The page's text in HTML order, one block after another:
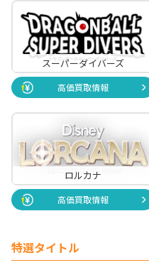
スーパーダイバーズ
高価買取情報
ロルカナ
高価買取情報
特選タイトル